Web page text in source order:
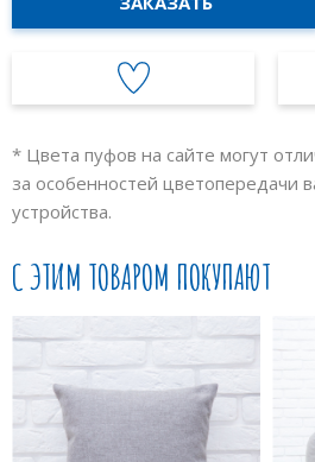
* Цвета пуфов на сайте могут
за особенностей цветопередачи
устройства.
С ЭТИМ ТОВАРОМ ПОКУПАЮТ